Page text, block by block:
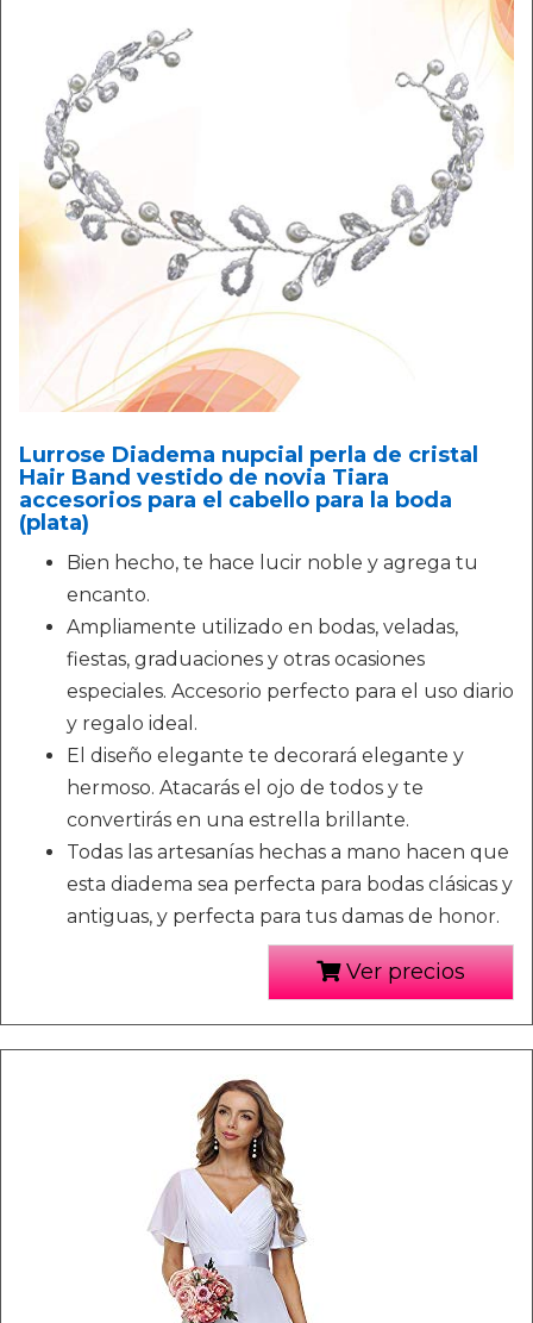
Lurrose Diadema nupcial perla de cristal
Hair Band vestido de novia Tiara
accesorios para el cabello para la boda
(plata)
Bien hecho, te hace lucir noble y agrega tu
encanto.
Ampliamente utilizado en bodas, veladas,
fiestas, graduaciones y otras ocasiones
especiales. Accesorio perfecto para el uso diario
y regalo ideal.
El diseño elegante te decorará elegante y
hermoso. Atacarás el ojo de todos y te
convertirás en una estrella brillante.
Todas las artesanías hechas a mano hacen que
esta diadema sea perfecta para bodas clásicas y
antiguas, y perfecta para tus damas de honor.
Ver precios